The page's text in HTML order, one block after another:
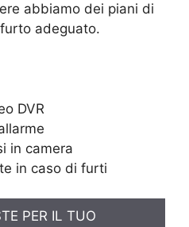
abbiamo dei piani di
adeguato.
DVR
in camera
in caso di furti
PER IL TUO